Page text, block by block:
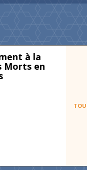
à la
Morts en